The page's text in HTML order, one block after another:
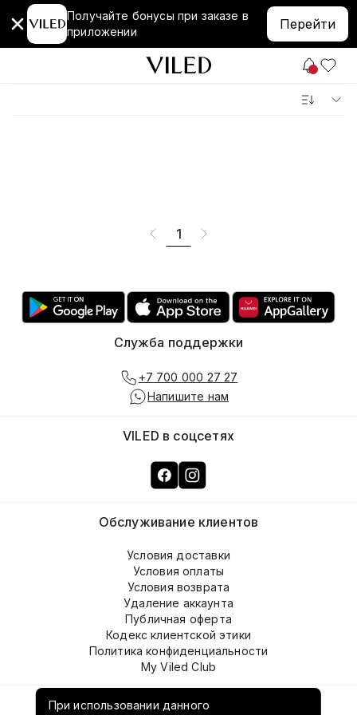
Получайте бонусы при заказе в
приложении
Перейти
1
При использовании данного
О компании
Обслуживание клиентов
Условия доставки
Условия оплаты
Условия возврата
Удаление аккаунта
Публичная оферта
Кодекс клиентской этики
Политика конфиденциальности
My Viled Club
VILED в соцсетях
Служба поддержки
+7 700 000 27 27
Напишите нам